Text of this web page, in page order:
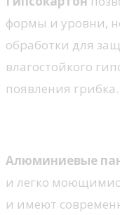
формы и уровни,
обработки для
влагостойкого
появления грибка.
Алюминиевые
и легко
и имеют